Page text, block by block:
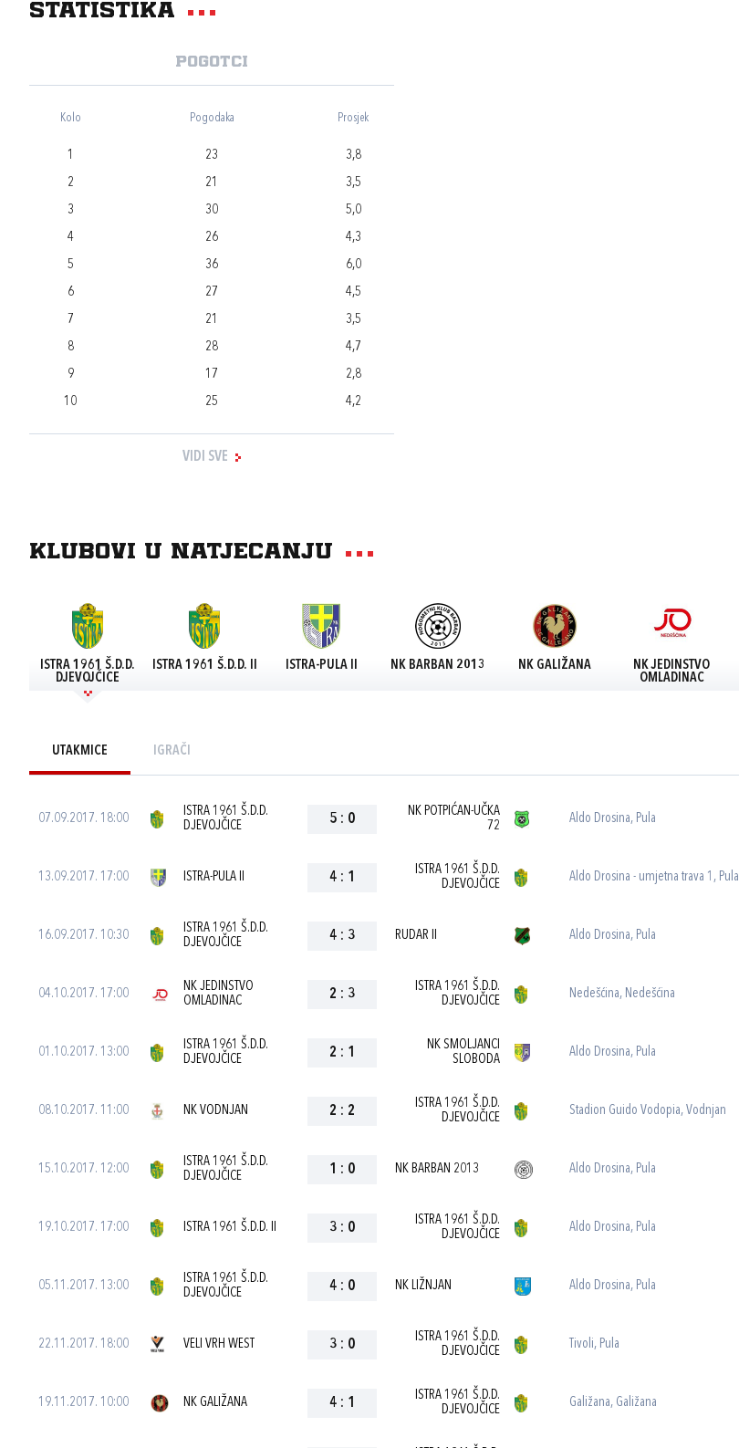
Statistika
Pogotci
Kolo Pogodaka Prosjek
1 23
3,8
2
21
3,5
3
30
5,0
4
26
4,3
5
36
6,0
6
27
4,5
7
21
3,5
8
28
4,7
9
17
2,8
10
25 4,2
VIDI SVE
Klubovi u natjecanju
ISTRA 1961 Š.D.D.
DJEVOJČICE
ISTRA 1961 Š.D.D. II ISTRA-PULA II NK BARBAN 2013 NK GALIŽANA
NK JEDINSTVO
OMLADINAC
UTAKMICE IGRAČI
07.09.2017. 18:00
ISTRA 1961 Š.D.D.
DJEVOJČICE
5 : 0
NK POTPIĆAN-UČKA
72
Aldo Drosina, Pula
13.09.2017. 17:00 ISTRA-PULA II 4 : 1
ISTRA 1961 Š.D.D.
DJEVOJČICE
Aldo Drosina - umjetna trava 1, Pula
16.09.2017. 10:30
ISTRA 1961 Š.D.D.
DJEVOJČICE
4 : 3 RUDAR II Aldo Drosina, Pula
04.10.2017. 17:00
NK JEDINSTVO
OMLADINAC
2 : 3
ISTRA 1961 Š.D.D.
DJEVOJČICE
Nedešćina, Nedešćina
01.10.2017. 13:00
ISTRA 1961 Š.D.D.
DJEVOJČICE
2 : 1
NK SMOLJANCI
SLOBODA
Aldo Drosina, Pula
08.10.2017. 11:00 NK VODNJAN 2 : 2
ISTRA 1961 Š.D.D.
DJEVOJČICE
Stadion Guido Vodopia, Vodnjan
15.10.2017. 12:00
ISTRA 1961 Š.D.D.
DJEVOJČICE
1 : 0 NK BARBAN 2013 Aldo Drosina, Pula
19.10.2017. 17:00 ISTRA 1961 Š.D.D. II 3 : 0
ISTRA 1961 Š.D.D.
DJEVOJČICE
Aldo Drosina, Pula
05.11.2017. 13:00
ISTRA 1961 Š.D.D.
DJEVOJČICE
4 : 0 NK LIŽNJAN Aldo Drosina, Pula
22.11.2017. 18:00 VELI VRH WEST 3 : 0
ISTRA 1961 Š.D.D.
DJEVOJČICE
Tivoli, Pula
19.11.2017. 10:00 NK GALIŽANA 4 : 1
ISTRA 1961 Š.D.D.
DJEVOJČICE
Galižana, Galižana